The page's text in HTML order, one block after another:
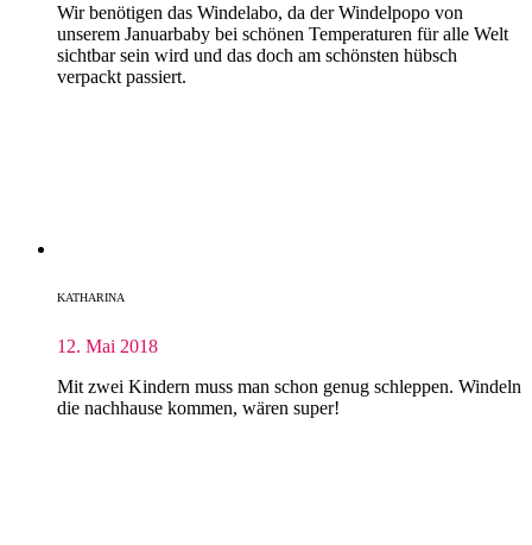
Wir benötigen das Windelabo, da der Windelpopo von
unserem Januarbaby bei schönen Temperaturen für alle Welt
sichtbar sein wird und das doch am schönsten hübsch
verpackt passiert.
KATHARINA
12. Mai 2018
Mit zwei Kindern muss man schon genug schleppen. Windeln
die nachhause kommen, wären super!